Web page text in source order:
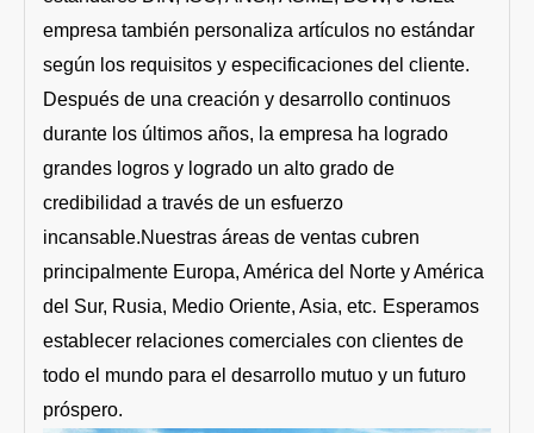
empresa también personaliza artículos no estándar
según los requisitos y especificaciones del cliente.
Después de una creación y desarrollo continuos
durante los últimos años, la empresa ha logrado
grandes logros y logrado un alto grado de
credibilidad a través de un esfuerzo
incansable.Nuestras áreas de ventas cubren
principalmente Europa, América del Norte y América
del Sur, Rusia, Medio Oriente, Asia, etc. Esperamos
establecer relaciones comerciales con clientes de
todo el mundo para el desarrollo mutuo y un futuro
próspero.